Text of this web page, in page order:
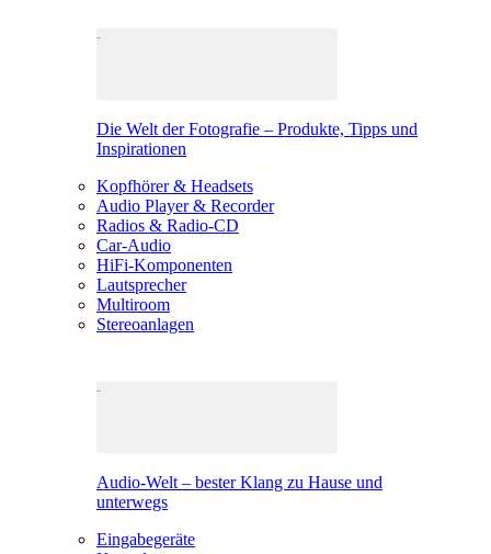
Die Welt der Fotografie – Produkte, Tipps und
Inspirationen
Kopfhörer & Headsets
Audio Player & Recorder
Radios & Radio-CD
Car-Audio
HiFi-Komponenten
Lautsprecher
Multiroom
Stereoanlagen
Audio-Welt – bester Klang zu Hause und
unterwegs
Eingabegeräte